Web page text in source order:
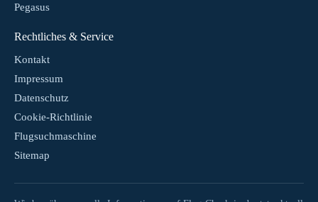
Pegasus
Rechtliches & Service
Kontakt
Impressum
Datenschutz
Cookie-Richtlinie
Flugsuchmaschine
Sitemap